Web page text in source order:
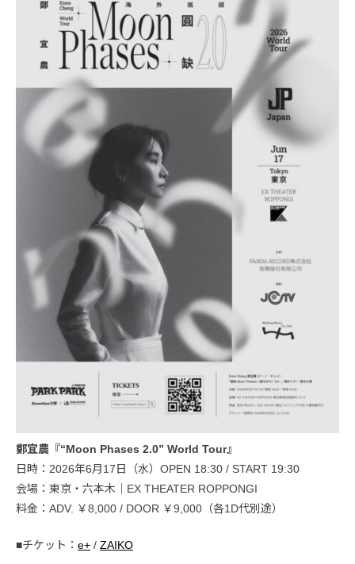
鄭宜農『“Moon Phases 2.0” World Tour』
日時：2026年6月17日（水）OPEN 18:30 / START 19:30
会場：東京・六本木｜EX THEATER ROPPONGI
料金：ADV. ￥8,000 / DOOR ￥9,000（各1D代別途）
■チケット： e+ / ZAIKO